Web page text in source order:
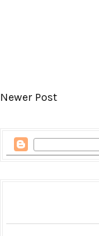
Newer Post